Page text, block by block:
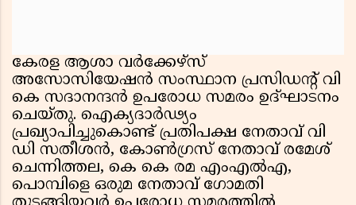
കേരള ആശാ വർക്കേഴ്സ്
അസോസിയേഷൻ സംസ്ഥാന പ്രസിഡന്റ് വി
കെ സദാനന്ദൻ ഉപരോധ സമരം ഉദ്ഘാടനം
ചെയ്തു. ഐക്യദാർഢ്യം
പ്രഖ്യാപിച്ചുകൊണ്ട് പ്രതിപക്ഷ നേതാവ് വി
ഡി സതീശൻ, കോൺഗ്രസ് നേതാവ് രമേശ്
ചെന്നിത്തല, കെ കെ രമ എംഎല്‍എ,
പൊമ്പിളെ ഒരുമ നേതാവ് ഗോമതി